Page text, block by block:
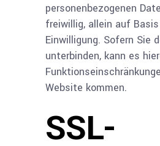
personenbezogenen
freiwillig, allein auf
Einwilligung. Sofern Sie
unterbinden, kann es
Website kommen.
SSL-